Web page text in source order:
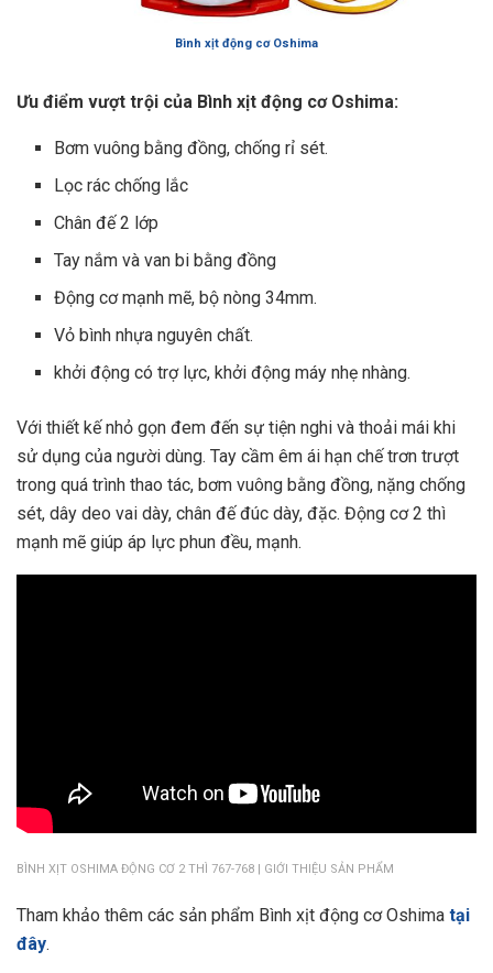
Bình xịt động cơ Oshima
Ưu điểm vượt trội của Bình xịt động cơ Oshima:
Bơm vuông bằng đồng, chống rỉ sét.
Lọc rác chống lắc
Chân đế 2 lớp
Tay nắm và van bi bằng đồng
Động cơ mạnh mẽ, bộ nòng 34mm.
Vỏ bình nhựa nguyên chất.
khởi động có trợ lực, khởi động máy nhẹ nhàng.
Với thiết kế nhỏ gọn đem đến sự tiện nghi và thoải mái khi
sử dụng của người dùng. Tay cầm êm ái hạn chế trơn trượt
trong quá trình thao tác, bơm vuông bằng đồng, nặng chống
sét, dây deo vai dày, chân đế đúc dày, đặc. Động cơ 2 thì
mạnh mẽ giúp áp lực phun đều, mạnh.
BÌNH XỊT OSHIMA ĐỘNG CƠ 2 THÌ 767-768 | GIỚI THIỆU SẢN PHẨM
Tham khảo thêm các sản phẩm Bình xịt động cơ Oshima tại
đây.